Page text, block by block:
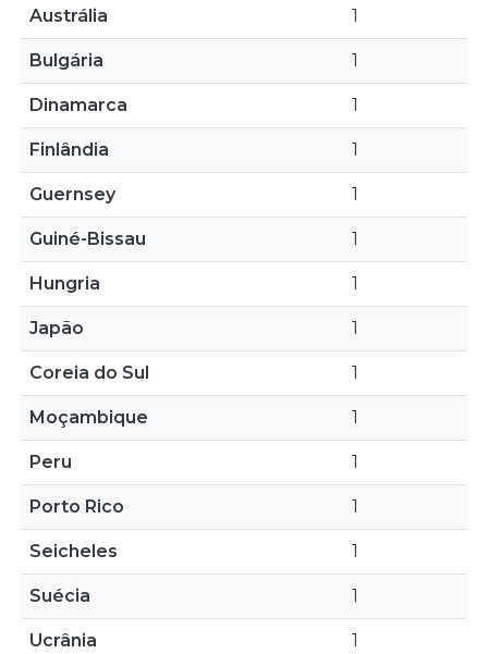
Austrália 1
Bulgária 1
Dinamarca 1
Finlândia 1
Guernsey 1
Guiné-Bissau 1
Hungria 1
Japão 1
Coreia do Sul 1
Moçambique 1
Peru 1
Porto Rico 1
Seicheles 1
Suécia 1
Ucrânia 1